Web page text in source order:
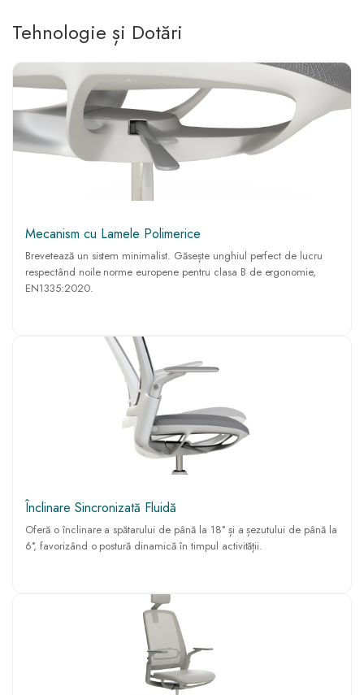
Tehnologie și Dotări
Mecanism cu Lamele Polimerice
Brevetează un sistem minimalist. Găsește unghiul perfect de lucru
respectând noile norme europene pentru clasa B de ergonomie,
EN1335:2020.
Înclinare Sincronizată Fluidă
Oferă o înclinare a spătarului de până la 18° și a șezutului de până la
6°, favorizând o postură dinamică în timpul activității.